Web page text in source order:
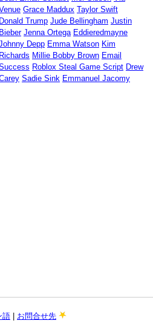
Grace Maddux Taylor Swift
Donald Trump Jude Bellingham Justin
Bieber Jenna Ortega Eddieredmayne
Depp Emma Watson Kim
Richards Millie Bobby Brown Email
Roblox Steal Game Script Drew
Sadie Sink Emmanuel Jacomy
語 お問合せ先